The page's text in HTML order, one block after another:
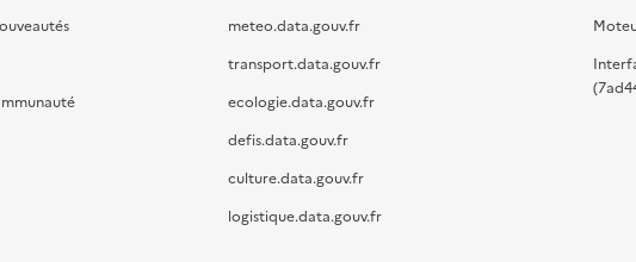
meteo.data.gouv.fr
transport.data.gouv.fr
ecologie.data.gouv.fr
defis.data.gouv.fr
culture.data.gouv.fr
logistique.data.gouv.fr